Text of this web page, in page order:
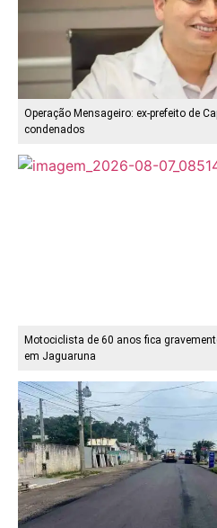
Operação Mensageiro: ex-prefeito de
condenados
Motociclista de 60 anos fica
em Jaguaruna